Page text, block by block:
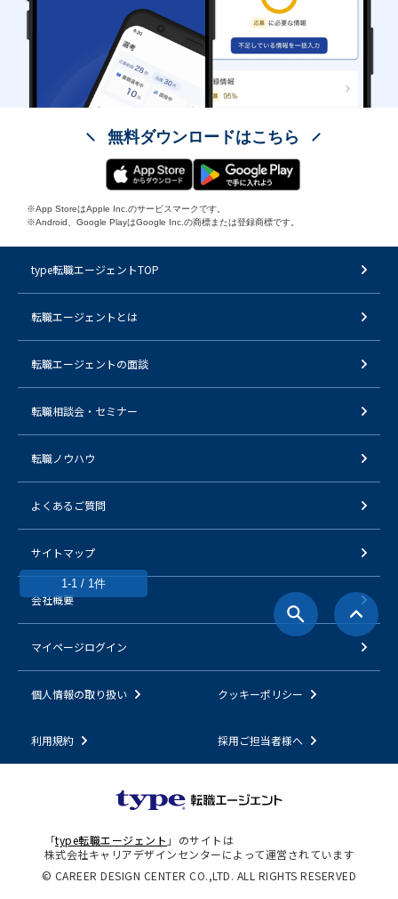
1-1 / 1件
無料ダウンロードはこちら
※App StoreはApple Inc.のサービスマークです。
※Android、Google PlayはGoogle Inc.の商標または登録商標です。
type転職エージェントTOP
転職エージェントとは
転職エージェントの面談
転職相談会・セミナー
転職ノウハウ
よくあるご質問
サイトマップ
会社概要
マイページログイン
個人情報の取り扱い クッキーポリシー
利用規約 採用ご担当者様へ
「type転職エージェント 」のサイトは
株式会社キャリアデザインセンターによって運営されています
© CAREER DESIGN CENTER CO.,LTD. ALL RIGHTS RESERVED